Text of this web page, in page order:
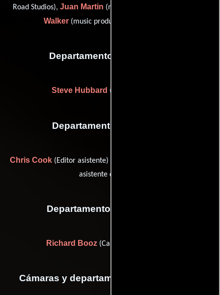
Road Studios), Juan Martin (musican: guitar (u)) y
Walker (music production supervisor (u))
Departamento de vestuario
Steve Hubbard (Jefe de vestuario)
Departamento de editorial
Chris Cook (Editor asistente) y
asistente de editor)
Departamento de transporte
Richard Booz (Capitán de transporte)
Cámaras y departamento de electricidad